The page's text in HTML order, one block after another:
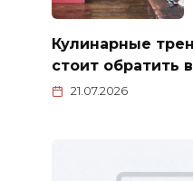
Кулинарные
стоит обратить
21.07.2026